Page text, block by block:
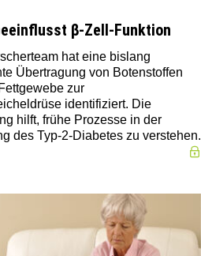
β-Zell-Funktion
hat eine bislang
Übertragung von Botenstoffen
zur
identifiziert. Die
hilft, frühe Prozesse in der
des Typ-2-Diabetes zu verstehen.